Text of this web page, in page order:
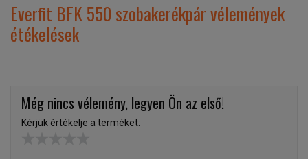
Everfit BFK 550 szobakerékpár vélemények
étékelések
Még nincs vélemény, legyen Ön az első!
Kérjük értékelje a terméket: